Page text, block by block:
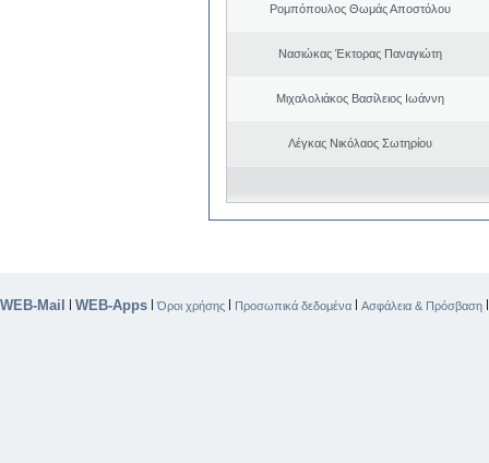
Ρομπόπουλος Θωμάς Αποστόλου
Νασιώκας Έκτορας Παναγιώτη
Μιχαλολιάκος Βασίλειος Ιωάννη
Λέγκας Νικόλαος Σωτηρίου
WEB-Mail | WEB-Apps |Όροι χρήσης | Προσωπικά δεδομένα | Ασφάλεια & Πρόσβαση